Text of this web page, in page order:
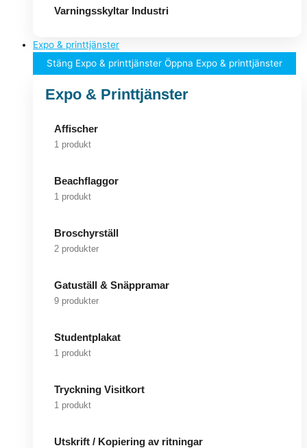
Varningsskyltar Industri
Expo & printtjänster
Stäng Expo & printtjänster Öppna Expo & printtjänster
Expo & Printtjänster
Affischer
1 produkt
Beachflaggor
1 produkt
Broschyrställ
2 produkter
Gatuställ & Snäppramar
9 produkter
Studentplakat
1 produkt
Tryckning Visitkort
1 produkt
Utskrift / Kopiering av ritningar